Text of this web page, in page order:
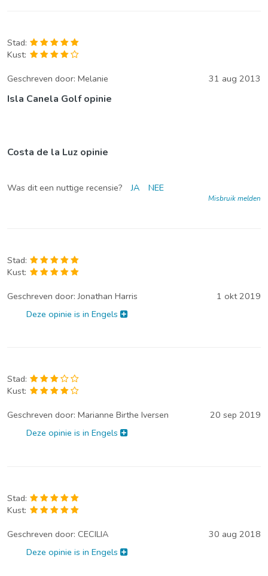
Stad:
Kust:
Geschreven door: Melanie 31 aug 2013
Isla Canela Golf opinie
Costa de la Luz opinie
Was dit een nuttige recensie? JA NEE
Misbruik melden
Stad:
Kust:
Geschreven door:Jonathan Harris
1 okt 2019
Deze opinie is in Engels
Stad:
Kust:
Geschreven door: Marianne Birthe Iversen
20 sep 2019
Deze opinie is in Engels
Stad:
Kust:
Geschreven door: CECILIA
30 aug 2018
Deze opinie is in Engels